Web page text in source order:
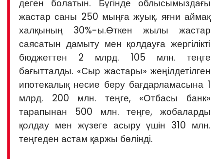
деген болатын. Бүгінде облысымыздағы
жастар саны 250 мыңға жуық, яғни аймақ
халқының 30%-ы.Өткен жылы жастар
саясатын дамыту мен қолдауға жергілікті
бюджеттен 2 млрд. 105 млн. теңге
бағытталды. «Сыр жастары» жеңілдетілген
ипотекалық несие беру бағдарламасына 1
млрд. 200 млн. теңге, «Отбасы банк»
тарапынан 500 млн. теңге, жобаларды
қолдау мен жүзеге асыру үшін 310 млн.
теңгеден астам қаржы бөлінді.